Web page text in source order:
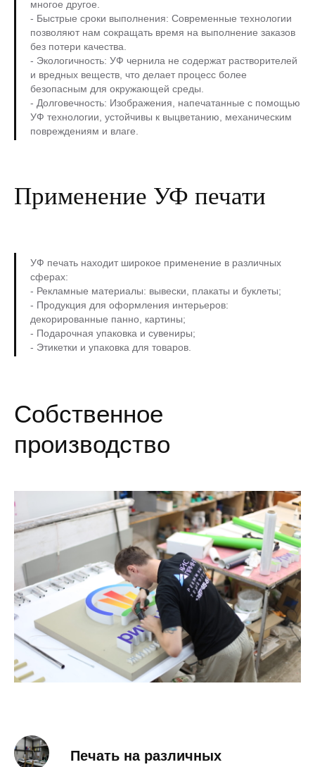
многое другое.
- Быстрые сроки выполнения: Современные технологии
позволяют нам сокращать время на выполнение заказов
без потери качества.
- Экологичность: УФ чернила не содержат растворителей
и вредных веществ, что делает процесс более
безопасным для окружающей среды.
- Долговечность: Изображения, напечатанные с помощью
УФ технологии, устойчивы к выцветанию, механическим
повреждениям и влаге.
Применение УФ печати
УФ печать находит широкое применение в различных
сферах:
- Рекламные материалы: вывески, плакаты и буклеты;
- Продукция для оформления интерьеров:
декорированные панно, картины;
- Подарочная упаковка и сувениры;
- Этикетки и упаковка для товаров.
Собственное
производство
Печать на различных